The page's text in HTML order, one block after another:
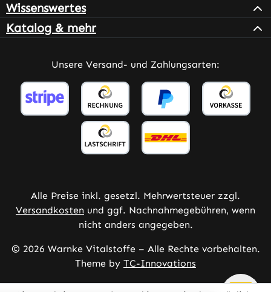
Wissenswertes
Katalog & mehr
Unsere Versand- und Zahlungsarten:
Alle Preise inkl. gesetzl. Mehrwertsteuer zzgl.
Versandkosten und ggf. Nachnahmegebühren, wenn
nicht anders angegeben.
© 2026 Warnke Vitalstoffe – Alle Rechte vorbehalten.
Theme by TC-Innovations